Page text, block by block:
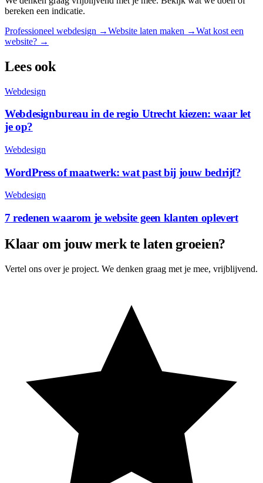
bereken een indicatie.
Professioneel webdesign →Website laten maken →Wat kost een
website? →
Lees ook
Webdesign
Webdesignbureau in de regio Utrecht kiezen: waar let
je op?
Webdesign
WordPress of maatwerk: wat past bij jouw bedrijf?
Webdesign
7 redenen waarom je website geen klanten oplevert
Klaar om jouw merk te laten groeien?
Vertel ons over je project. We denken graag met je mee, vrijblijvend.